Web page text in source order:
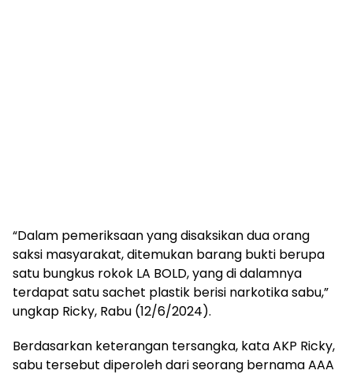
“Dalam pemeriksaan yang disaksikan dua orang
saksi masyarakat, ditemukan barang bukti berupa
satu bungkus rokok LA BOLD, yang di dalamnya
terdapat satu sachet plastik berisi narkotika sabu,”
ungkap Ricky, Rabu (12/6/2024).
Berdasarkan keterangan tersangka, kata AKP Ricky,
sabu tersebut diperoleh dari seorang bernama AAA